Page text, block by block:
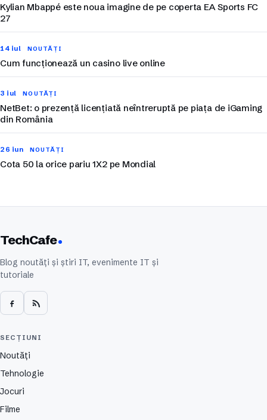
Kylian Mbappé este noua imagine de pe coperta EA Sports FC
27
14 iul NOUTĂȚI
Cum funcționează un casino live online
3 iul NOUTĂȚI
NetBet: o prezență licențiată neîntreruptă pe piața de iGaming
din România
26 iun NOUTĂȚI
Cota 50 la orice pariu 1X2 pe Mondial
TechCafe
Blog noutăți și știri IT, evenimente IT și
tutoriale
SECȚIUNI
Noutăți
Tehnologie
Jocuri
Filme